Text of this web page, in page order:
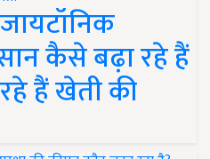
कैसे बढ़ा रहे हैं
हैं खेती की